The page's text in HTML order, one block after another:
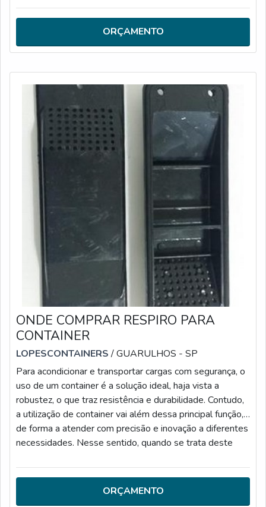
1020MAIS DETALHES SOBRE AS
CARACTERÍSTICAS DO PRODUTOA trava de de baú
reforça a segurança do veículo com sistema de
travamento exclusivo,
ORÇAMENTO
ONDE COMPRAR RESPIRO PARA
CONTAINER
LOPESCONTAINERS/ GUARULHOS - SP
Para acondicionar e transportar cargas com segurança, o
uso de um container é a solução ideal, haja vista a
robustez, o que traz resistência e durabilidade. Contudo,
a utilização de container vai além dessa principal função,
de forma a atender com precisão e inovação a diferentes
necessidades. Nesse sentido, quando se trata deste
container.MAIS DETALHES ACERCA DO
PRODUTOContudo, independentemente do fim em que
será utilizado, quando o assunto é
ORÇAMENTO